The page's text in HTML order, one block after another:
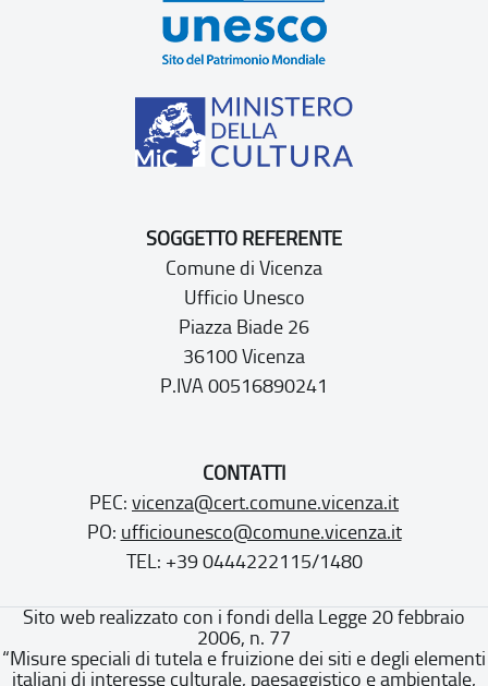
SOGGETTO REFERENTE
Comune di Vicenza
Ufficio Unesco
Piazza Biade 26
36100 Vicenza
P.IVA 00516890241
CONTATTI
PEC: vicenza@cert.comune.vicenza.it
PO: ufficiounesco@comune.vicenza.it
TEL: +39 0444222115/1480
Sito web realizzato con i fondi della Legge 20 febbraio
2006, n. 77
“Misure speciali di tutela e fruizione dei siti e degli elementi
italiani di interesse culturale, paesaggistico e ambientale,